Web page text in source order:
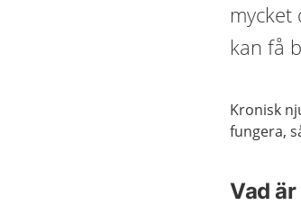
kan få
Kronisk
fungera,
Vad